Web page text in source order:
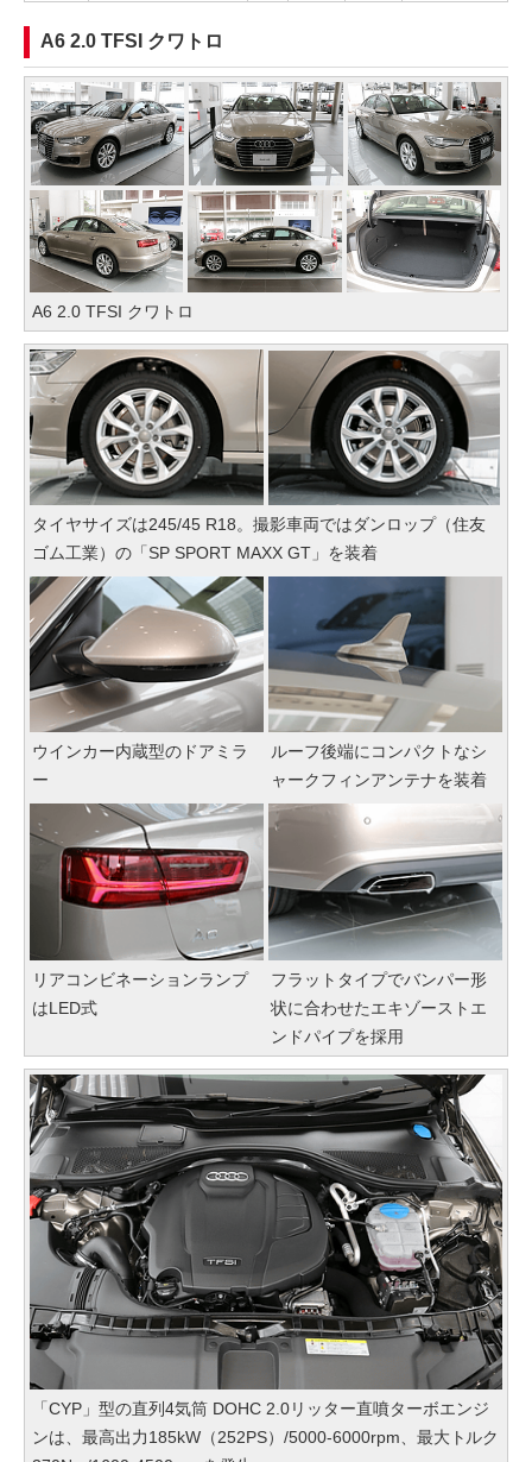
A6 2.0 TFSI クワトロ
A6 2.0 TFSI クワトロ
タイヤサイズは245/45 R18。撮影車両ではダンロップ（住友
ゴム工業）の「SP SPORT MAXX GT」を装着
ウインカー内蔵型のドアミラ
ー
ルーフ後端にコンパクトなシ
ャークフィンアンテナを装着
リアコンビネーションランプ
はLED式
フラットタイプでバンパー形
状に合わせたエキゾーストエ
ンドパイプを採用
「CYP」型の直列4気筒 DOHC 2.0リッター直噴ターボエンジ
ンは、最高出力185kW（252PS）/5000-6000rpm、最大トルク